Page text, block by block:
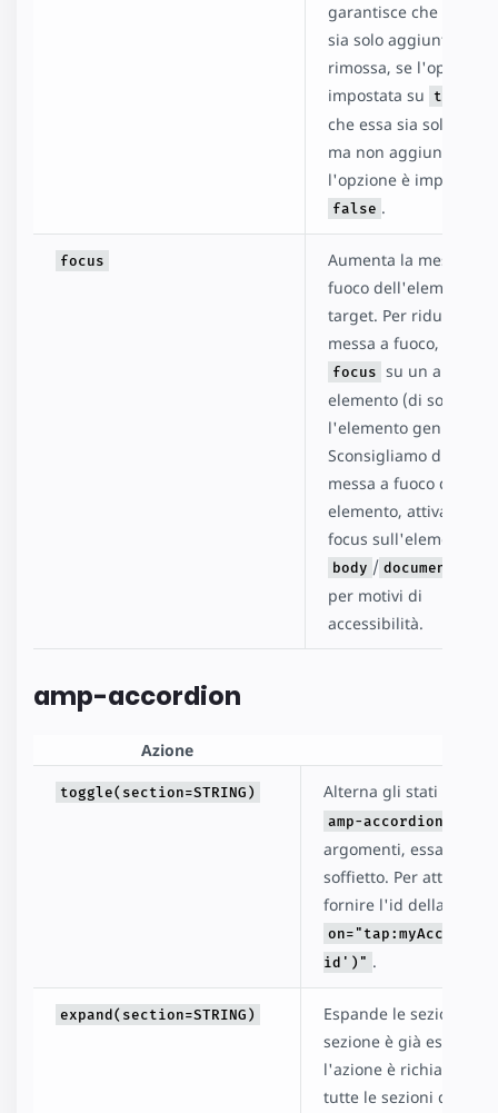
garantisce che la
sia solo aggiunta ma
rimossa, se l'opzione è
impostata su true
che essa sia solo
ma non aggiunta, se
l'opzione è impostata
false .
focus
Aumenta la messa a
fuoco dell'elemento
target. Per ridurre la
messa a fuoco,
focus su un altro
elemento (di solito
l'elemento genitore).
Sconsigliamo di
messa a fuoco di un
elemento, attivando il
focus sull'elemento
body /
per motivi di
accessibilità.
amp-accordion
Azione
toggle(section=STRING) Alterna gli stati
amp-accordion
argomenti, essa
soffietto. Per attivare
fornire l'id della
id')" .
expand(section=STRING)
Espande le sezioni
sezione è già
l'azione è richiamata
tutte le sezioni del